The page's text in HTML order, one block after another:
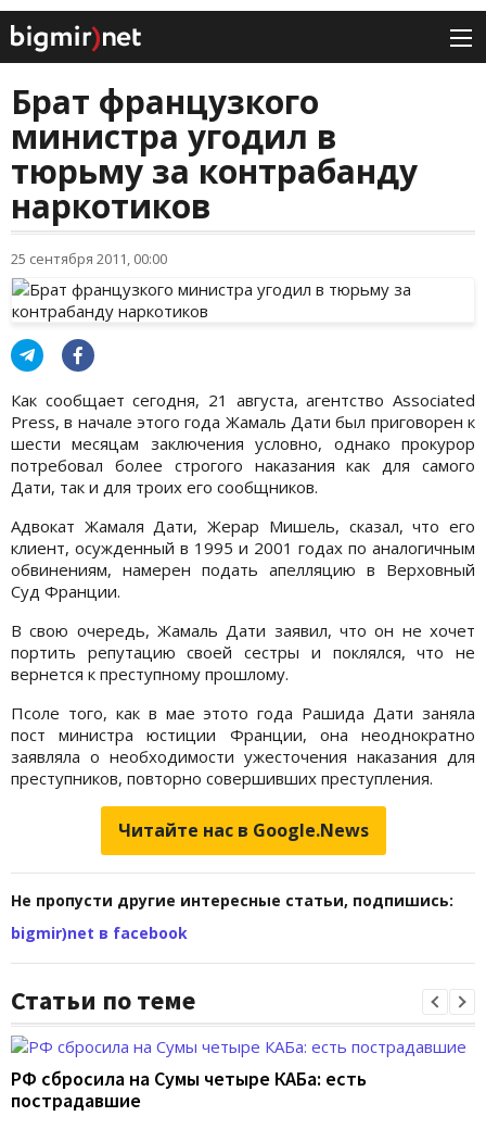
Брат французкого
министра угодил в
тюрьму за контрабанду
наркотиков
25 сентября 2011, 00:00
Как сообщает сегодня, 21 августа, агентство Associated
Press, в начале этого года Жамаль Дати был приговорен к
шести месяцам заключения условно, однако прокурор
потребовал более строгого наказания как для самого
Дати, так и для троих его сообщников.
Адвокат Жамаля Дати, Жерар Мишель, сказал, что его
клиент, осужденный в 1995 и 2001 годах по аналогичным
обвинениям, намерен подать апелляцию в Верховный
Суд Франции.
В свою очередь, Жамаль Дати заявил, что он не хочет
портить репутацию своей сестры и поклялся, что не
вернется к преступному прошлому.
Псоле того, как в мае этото года Рашида Дати заняла
пост министра юстиции Франции, она неоднократно
заявляла о необходимости ужесточения наказания для
преступников, повторно совершивших преступления.
Читайте нас в Google.News
Не пропусти другие интересные статьи, подпишись:
bigmir)net в facebook
Статьи по теме
РФ сбросила на Сумы четыре КАБа: есть
пострадавшие